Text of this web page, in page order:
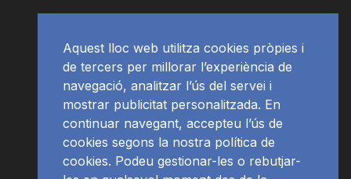
Aquest lloc web utilitza cookies pròpies i
de tercers per millorar l’experiència de
navegació, analitzar l’ús del servei i
mostrar publicitat personalitzada. En
continuar navegant, accepteu l’ús de
cookies segons la nostra política de
cookies. Podeu gestionar-les o rebutjar-